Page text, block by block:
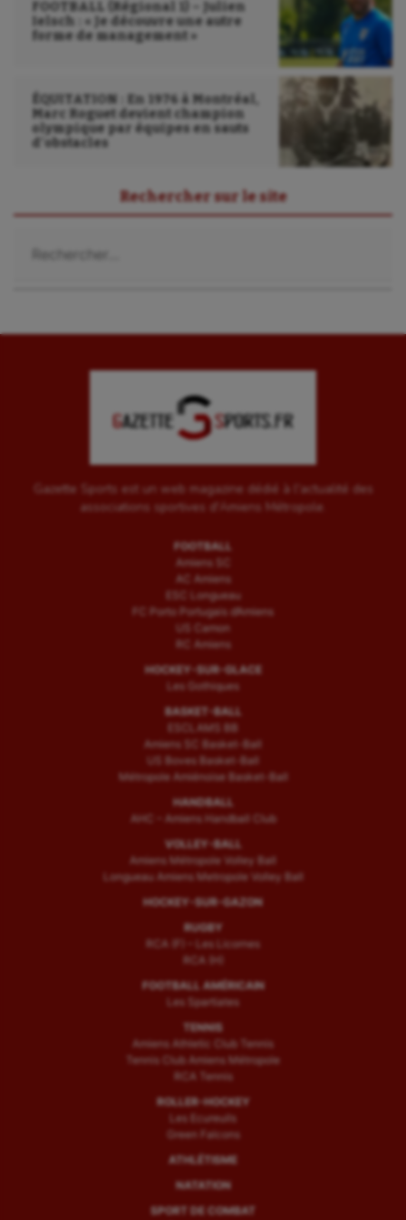
Triathlon
Ultimate frisbee
Voile
Wakeboard
Water-polo
FOOTBALL (Régional 1) – Julien
Ielsch : « Je découvre une autre
forme de management »
ÉQUITATION : En 1976 à Montréal,
Marc Roguet devient champion
olympique par équipes en sauts
d’obstacles
Rechercher sur le site
Gazette Sports est un web magazine dédié à l'actualité des
associations sportives d'Amiens Métropole.
FOOTBALL
Amiens SC
AC Amiens
ESC Longueau
FC Porto Portugais d’Amiens
US Camon
RC Amiens
HOCKEY-SUR-GLACE
Les Gothiques
BASKET-BALL
ESCLAMS BB
Amiens SC Basket-Ball
US Boves Basket-Ball
Métropole Amiénoise Basket-Ball
HANDBALL
AHC – Amiens Handball Club
VOLLEY-BALL
Amiens Métropole Volley Ball
Longueau Amiens Metropole Volley Ball
HOCKEY-SUR-GAZON
RUGBY
RCA (F) – Les Licornes
RCA (H)
FOOTBALL AMÉRICAIN
Les Spartiates
TENNIS
Amiens Athletic Club Tennis
Tennis Club Amiens Métropole
RCA Tennis
ROLLER-HOCKEY
Les Ecureuils
Green Falcons
ATHLÉTISME
NATATION
SPORT DE COMBAT